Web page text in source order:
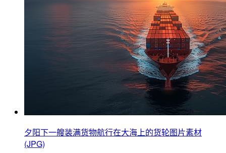
夕阳下一艘装满货物航行在大海上的货轮图片素材
(JPG)